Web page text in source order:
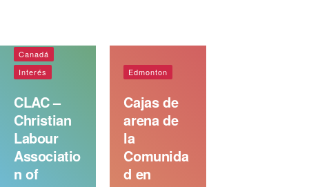
Canadá
Interés
CLAC –
Christian
Labour
Associatio
n of
Edmonton
Cajas de
arena de
la
Comunida
d en